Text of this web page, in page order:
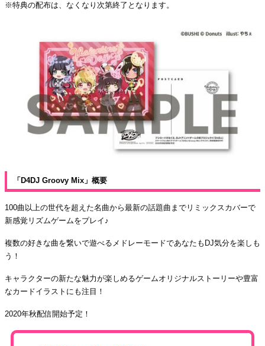
※特典の配布は、なくなり次第終了となります。
「D4DJ Groovy Mix」概要
100曲以上の世代を超えた名曲から最新の話題曲までリミックスカバーで
新感覚リズムゲームをプレイ♪
複数の好きな曲を繋いで遊べるメドレーモードであなたもDJ気分を楽しも
う！
キャラクターの新たな魅力が楽しめるゲームオリジナルストーリーや豊富
なカードイラストにも注目！
2020年秋配信開始予定！